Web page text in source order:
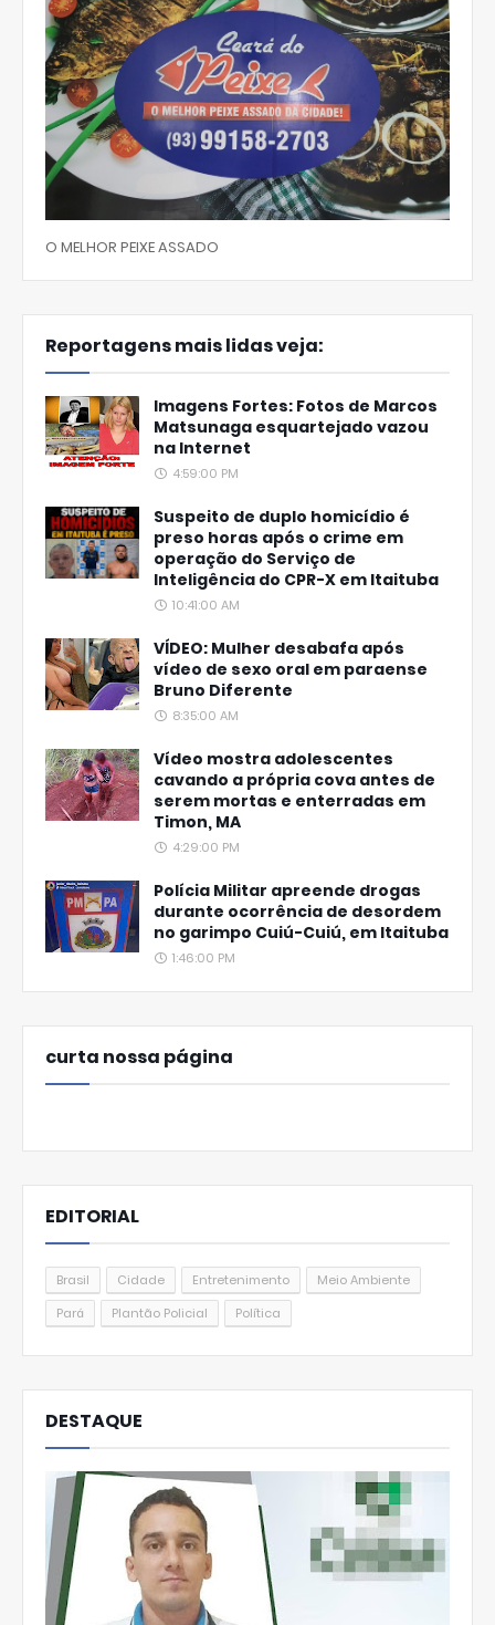
O MELHOR PEIXE ASSADO
Reportagens mais lidas veja:
Imagens Fortes: Fotos de Marcos
Matsunaga esquartejado vazou
na Internet
4:59:00 PM
Suspeito de duplo homicídio é
preso horas após o crime em
operação do Serviço de
Inteligência do CPR-X em Itaituba
10:41:00 AM
VÍDEO: Mulher desabafa após
vídeo de sexo oral em paraense
Bruno Diferente
8:35:00 AM
Vídeo mostra adolescentes
cavando a própria cova antes de
serem mortas e enterradas em
Timon, MA
4:29:00 PM
Polícia Militar apreende drogas
durante ocorrência de desordem
no garimpo Cuiú-Cuiú, em Itaituba
1:46:00 PM
curta nossa página
EDITORIAL
Brasil Cidade Entretenimento
Meio Ambiente
Pará
Plantão Policial Política
DESTAQUE